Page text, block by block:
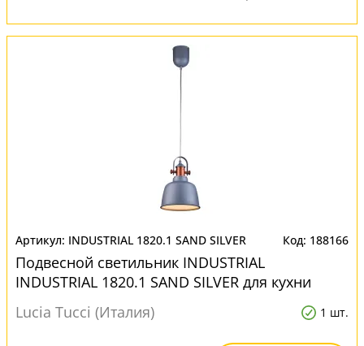
INDUSTRIAL 1820.1 SAND SILVER 188166
Подвесной светильник INDUSTRIAL
INDUSTRIAL 1820.1 SAND SILVER для кухни
Lucia Tucci (Италия)
1 шт.